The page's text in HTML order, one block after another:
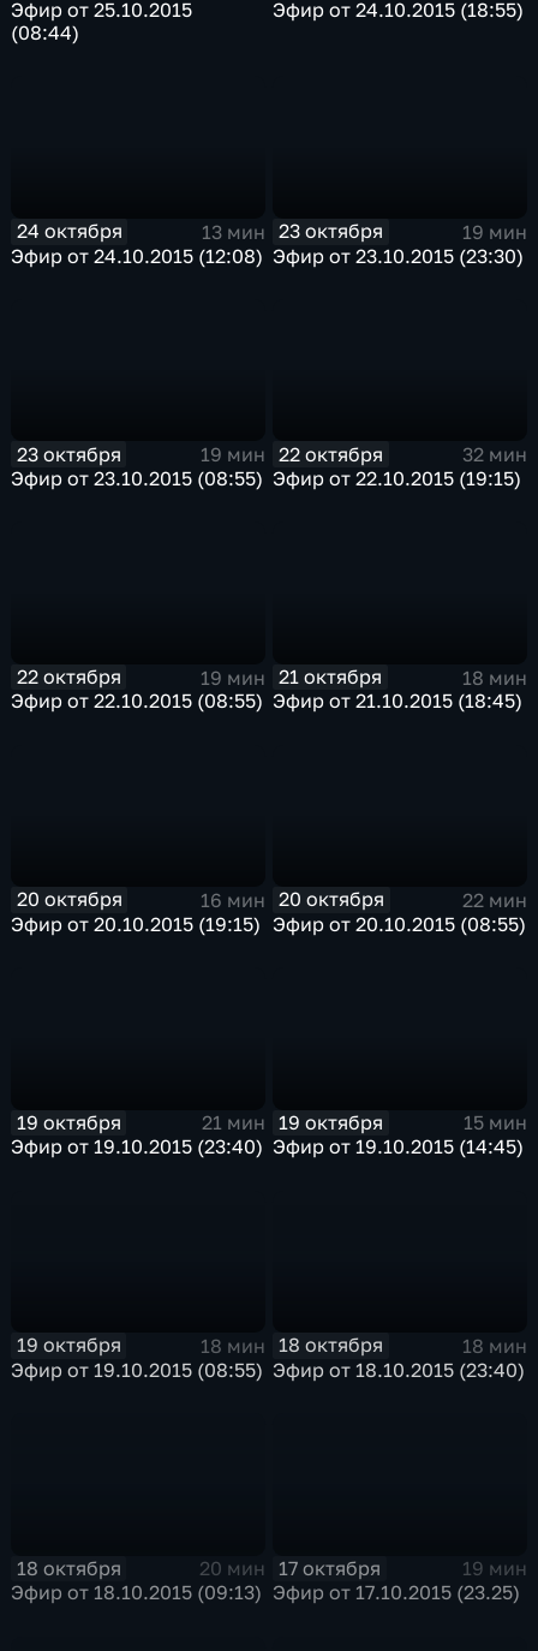
Эфир от 25.10.2015
(08:44)
Эфир от 24.10.2015 (18:55)
24 октября
13 мин
Эфир от 24.10.2015 (12:08)
23 октября
19 мин
Эфир от 23.10.2015 (23:30)
23 октября
19 мин
Эфир от 23.10.2015 (08:55)
22 октября
32 мин
Эфир от 22.10.2015 (19:15)
22 октября
19 мин
Эфир от 22.10.2015 (08:55)
21 октября
18 мин
Эфир от 21.10.2015 (18:45)
20 октября
16 мин
Эфир от 20.10.2015 (19:15)
20 октября
22 мин
Эфир от 20.10.2015 (08:55)
19 октября
21 мин
Эфир от 19.10.2015 (23:40)
19 октября
15 мин
Эфир от 19.10.2015 (14:45)
19 октября
18 мин
Эфир от 19.10.2015 (08:55)
18 октября
18 мин
Эфир от 18.10.2015 (23:40)
18 октября
20 мин
Эфир от 18.10.2015 (09:13)
17 октября
19 мин
Эфир от 17.10.2015 (23.25)